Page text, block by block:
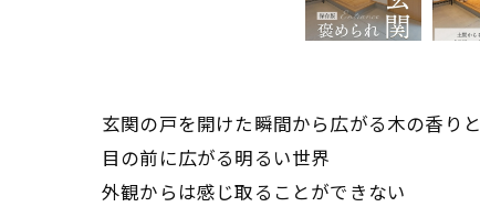
玄関の戸を開けた瞬間から広がる木の香りと
目の前に広がる明るい世界
外観からは感じ取ることができない